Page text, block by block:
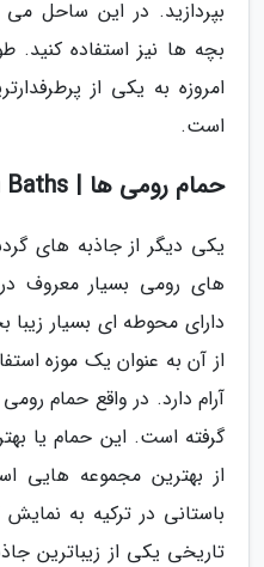
بپردازید. در این ساحل
امروزه به یکی از
است.
حمام رومی ها | Roman Baths
یکی دیگر از جاذبه های
های رومی بسیار معروف
دارای محوطه ای بسیار
از آن به عنوان یک موزه
آرام دارد. در واقع حمام
گرفته است. این حمام یا
از بهترین مجموعه هایی
باستانی در ترکیه به
تاریخی یکی از زیباترین